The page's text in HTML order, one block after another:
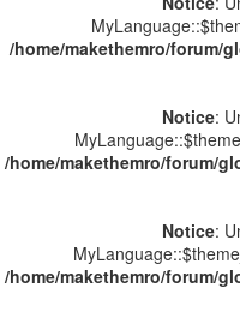
/home/makethemro/forum/
Notice:
/home/makethemro/forum/
Notice:
/home/makethemro/forum/